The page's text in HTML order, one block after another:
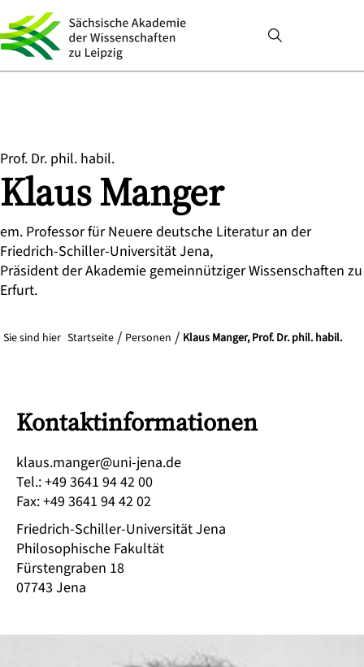
Prof. Dr. phil. habil.
KlausManger
em. Professor für Neuere deutsche Literatur an der
Friedrich-Schiller-Universität Jena,
Präsident der Akademie gemeinnütziger Wissenschaften zu
Erfurt.
Sie sind hier Startseite Personen Klaus Manger, Prof. Dr. phil. habil.
Kontaktinformationen
ed.anej-inu@regnam.sualk
Tel.:+49 3641 94 42 00
Fax:+49 3641 94 42 02
Friedrich-Schiller-Universität Jena
Philosophische Fakultät
Fürstengraben 18
07743 Jena